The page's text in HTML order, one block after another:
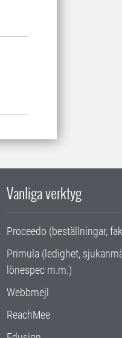
Vanliga verktyg
Proceedo (beställningar,
Primula (ledighet,
lönespec m.m.)
Webbmejl
ReachMee